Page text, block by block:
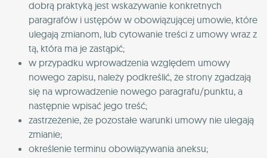
dobrą praktyką jest wskazywanie konkretnych
paragrafów i ustępów w obowiązującej umowie, które
ulegają zmianom, lub cytowanie treści z umowy wraz z
tą, która ma je zastąpić;
w przypadku wprowadzenia względem umowy
nowego zapisu, należy podkreślić, że strony zgadzają
się na wprowadzenie nowego paragrafu/punktu, a
następnie wpisać jego treść;
zastrzeżenie, że pozostałe warunki umowy nie ulegają
zmianie;
określenie terminu obowiązywania aneksu;